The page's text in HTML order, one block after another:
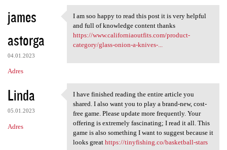
james
astorga
04.01.2023
Adres
I am soo happy to read this
I am soo happy to read this post it is very helpful
and full of knowledge content thanks
https://www.californiaoutfits.com/product-
category/glass-onion-a-knives-...
Linda
05.01.2023
Adres
I have finished reading the
I have finished reading the entire article you
shared. I also want you to play a brand-new, cost-
free game. Please update more frequently. Your
offering is extremely fascinating; I read it all. This
game is also something I want to suggest because it
looks great https://tinyfishing.co/basketball-stars